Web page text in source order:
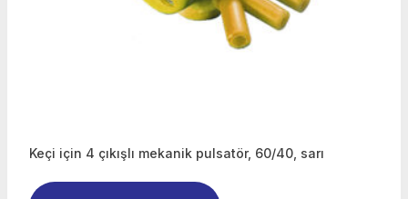
Keçi için 4 çıkışlı mekanik pulsatör, 60/40, sarı